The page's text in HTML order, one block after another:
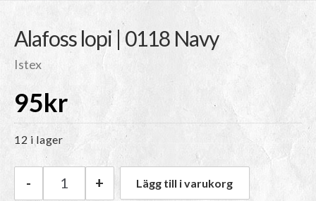
Alafoss lopi | 0118 Navy
Istex
95kr
12 i lager
Istex Alafoss lopi | 0118 Navy mängd
- + Lägg till i varukorg